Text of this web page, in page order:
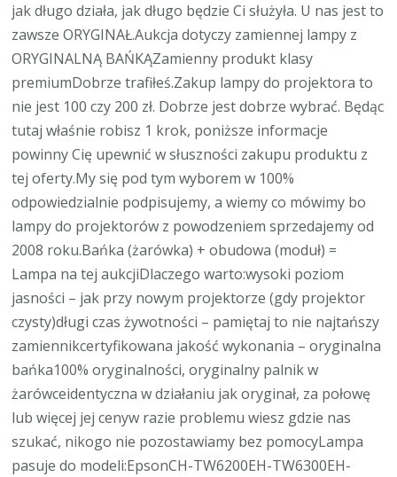
jak długo działa, jak długo będzie Ci służyła. U nas jest to
zawsze ORYGINAŁ.Aukcja dotyczy zamiennej lampy z
ORYGINALNĄ BAŃKĄZamienny produkt klasy
premiumDobrze trafiłeś.Zakup lampy do projektora to
nie jest 100 czy 200 zł. Dobrze jest dobrze wybrać. Będąc
tutaj właśnie robisz 1 krok, poniższe informacje
powinny Cię upewnić w słuszności zakupu produktu z
tej oferty.My się pod tym wyborem w 100%
odpowiedzialnie podpisujemy, a wiemy co mówimy bo
lampy do projektorów z powodzeniem sprzedajemy od
2008 roku.Bańka (żarówka) + obudowa (moduł) =
Lampa na tej aukcjiDlaczego warto:wysoki poziom
jasności – jak przy nowym projektorze (gdy projektor
czysty)długi czas żywotności – pamiętaj to nie najtańszy
zamiennikcertyfikowana jakość wykonania – oryginalna
bańka100% oryginalności, oryginalny palnik w
żarówceidentyczna w działaniu jak oryginał, za połowę
lub więcej jej cenyw razie problemu wiesz gdzie nas
szukać, nikogo nie pozostawiamy bez pomocyLampa
pasuje do modeli:EpsonCH-TW6200EH-TW6300EH-